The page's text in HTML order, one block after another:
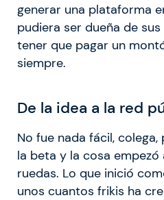
generar una plataforma
pudiera ser dueña de
tener que pagar un
siempre.
De la idea a la red
No fue nada fácil, colega,
la beta y la cosa
ruedas. Lo que inició
unos cuantos frikis ha